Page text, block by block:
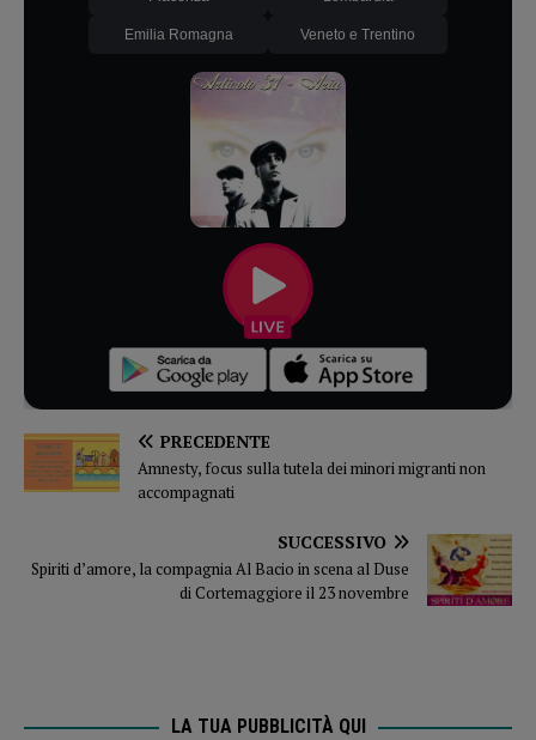
Emilia Romagna Veneto e Trentino
PRECEDENTE
Amnesty, focus sulla tutela dei minori migranti non
accompagnati
SUCCESSIVO
Spiriti d’amore, la compagnia Al Bacio in scena al Duse
di Cortemaggiore il 23 novembre
LA TUA PUBBLICITÀ QUI